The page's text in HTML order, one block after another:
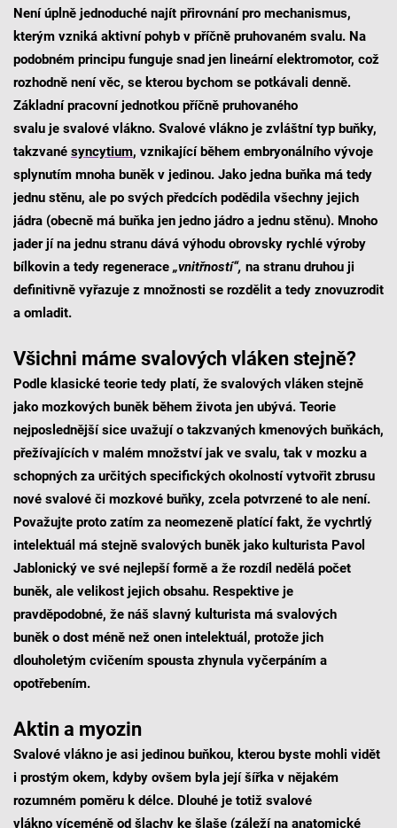
Není úplně jednoduché najít přirovnání pro mechanismus,
kterým vzniká aktivní pohyb v příčně pruhovaném svalu. Na
podobném principu funguje snad jen lineární elektromotor, což
rozhodně není věc, se kterou bychom se potkávali denně.
Základní pracovní jednotkou příčně pruhovaného
svalu je svalové vlákno. Svalové vlákno je zvláštní typ buňky,
takzvané syncytium, vznikající během embryonálního vývoje
splynutím mnoha buněk v jedinou. Jako jedna buňka má tedy
jednu stěnu, ale po svých předcích podědila všechny jejich
jádra (obecně má buňka jen jedno jádro a jednu stěnu). Mnoho
jader jí na jednu stranu dává výhodu obrovsky rychlé výroby
bílkovin a tedy regenerace „vnitřností“, na stranu druhou ji
definitivně vyřazuje z množnosti se rozdělit a tedy znovuzrodit
a omladit.
Všichni máme svalových vláken stejně?
Podle klasické teorie tedy platí, že svalových vláken stejně
jako mozkových buněk během života jen ubývá. Teorie
nejposlednější sice uvažují o takzvaných kmenových buňkách,
přežívajících v malém množství jak ve svalu, tak v mozku a
schopných za určitých specifických okolností vytvořit zbrusu
nové svalové či mozkové buňky, zcela potvrzené to ale není.
Považujte proto zatím za neomezeně platící fakt, že vychrtlý
intelektuál má stejně svalových buněk jako kulturista Pavol
Jablonický ve své nejlepší formě a že rozdíl nedělá počet
buněk, ale velikost jejich obsahu. Respektive je
pravděpodobné, že náš slavný kulturista má svalových
buněk o dost méně než onen intelektuál, protože jich
dlouholetým cvičením spousta zhynula vyčerpáním a
opotřebením.
Aktin a myozin
Svalové vlákno je asi jedinou buňkou, kterou byste mohli vidět
i prostým okem, kdyby ovšem byla její šířka v nějakém
rozumném poměru k délce. Dlouhé je totiž svalové
vlákno víceméně od šlachy ke šlaše (záleží na anatomické